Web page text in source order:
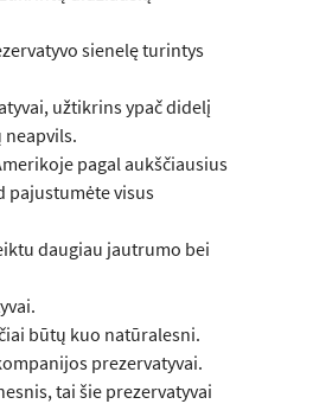
sienelę turintys
užtikrins ypač didelį
pagal aukščiausius
pajustumėte visus
daugiau jautrumo bei
būtų kuo natūralesni.
prezervatyvai.
tai šie prezervatyvai